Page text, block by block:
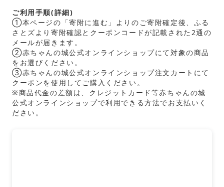
ご利用手順(詳細)
①本ページの「寄附に進む」よりのご寄附確定後、ふる
さとズより寄附確認とクーポンコードが記載された2通の
メールが届きます。
②赤ちゃんの城公式オンラインショップにて対象の商品
をお選びください。
③赤ちゃんの城公式オンラインショップ注文カートにて
クーポンを使用してご購入ください。
※商品代金の差額は、クレジットカード等赤ちゃんの城
公式オンラインショップで利用できる方法でお支払いく
ださい。